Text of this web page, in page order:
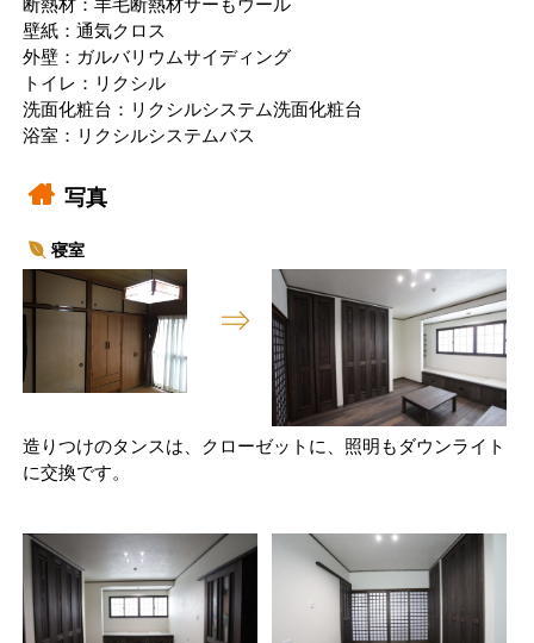
断熱材：羊毛断熱材サーもウール
壁紙：通気クロス
外壁：ガルバリウムサイディング
トイレ：リクシル
洗面化粧台：リクシルシステム洗面化粧台
浴室：リクシルシステムバス
写真
寝室
造りつけのタンスは、クローゼットに、照明もダウンライト
に交換です。